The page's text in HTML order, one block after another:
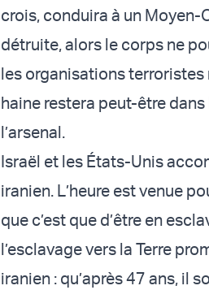
crois, conduira à un
détruite, alors le corps ne
les organisations terroristes
haine restera peut-être dans
l’arsenal.
Israël et les États-Unis
iranien. L’heure est venue
que c’est que d’être en
l’esclavage vers la Terre
iranien : qu’après 47 ans, il